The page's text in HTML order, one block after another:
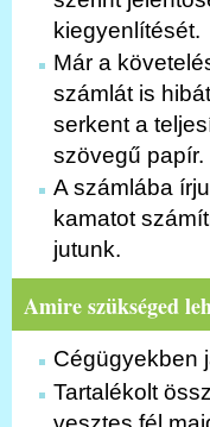
kiegyenlítését.
Már a
számlát is
serkent a
szövegű papír.
A számlába
kamatot
jutunk.
Amire szükséged
Cégügyekben
Tartalékolt